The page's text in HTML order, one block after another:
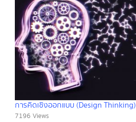
การคิดเชิงออกแบบ (Design Thinking)
7196 Views